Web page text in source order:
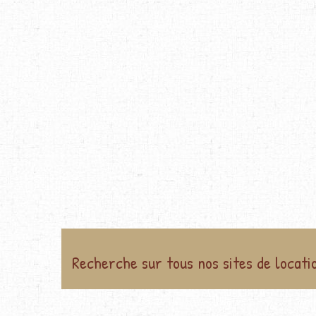
Recherche sur tous nos sites de